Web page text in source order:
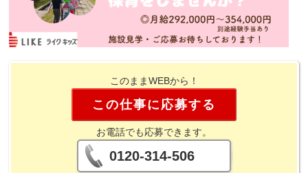
このままWEBから！
この仕事に応募する
お電話でも応募できます。
0120-314-506